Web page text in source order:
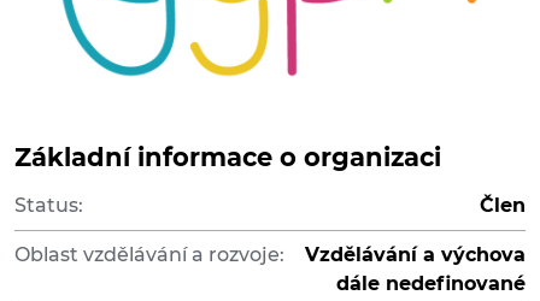
Základní informace o organizaci
Status: Člen
Oblast vzdělávání a rozvoje:
Vzdělávání a výchova
dále nedefinované